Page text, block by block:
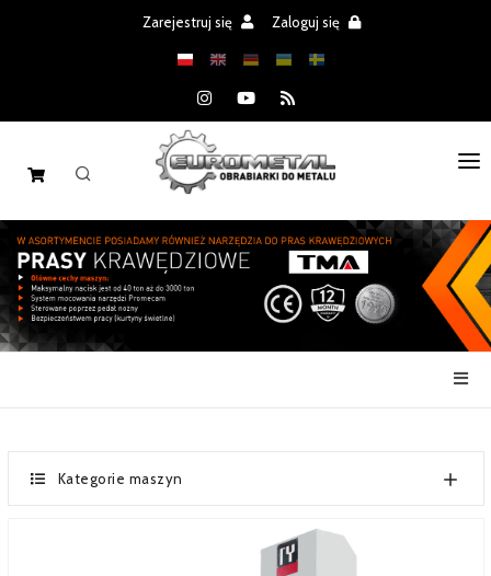
Zarejestruj się Zaloguj się
STRONA GŁÓWNA
MASZYNY
CZĘŚCI
SERWIS
Kategorie maszyn